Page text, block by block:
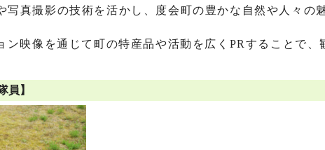
写真撮影の技術を活かし、度会町の豊かな自然や人々の
ン映像を通じて町の特産品や活動を広くPRすることで、
】